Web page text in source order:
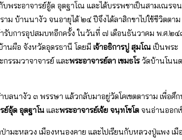
พระอาจารย์อู้ด อุตฐาโณ และได้บรรพชาเป็นสามเณรจ
บ้านนางัว จนอายุได้ ๒๔ ปีจึงได้ลาสิกขาไปใช้ชีวิตตาม
ารับการอุปสมบทอีกครั้ง ในวันที่ ๗ เดือนธันวาคม พ.ศ.๒
นผือ จังหวัดอุดรธานี โดยมี เจ้าอธิการบู่ สุมโณ เป็นพระ
กรรมวาจาจารย์ และพระอาจารย์ลา เขมธโร วัดบ้านโนน
ลนางัว ๓ พรรษา แล้วกลับมาอยู่วัดโคเขตตาราม เพื่อศึ
ย์อุ้ด อุตฐาโน และพระอาจารย์เจ้ย จนฺทโชโต จนอ่านออกเ
ามะหลวง เมืองหนองคาย และไปเรียนกับหลวงปู่แพง เมื